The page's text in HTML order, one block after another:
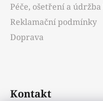
Péče, ošetření a
Reklamační podmínky
Doprava
Kontakt